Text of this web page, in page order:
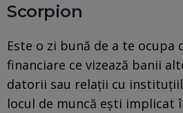
Scorpion
Este o zi bună de a te ocupa
financiare ce vizează banii
datorii sau relații cu
locul de muncă ești implicat